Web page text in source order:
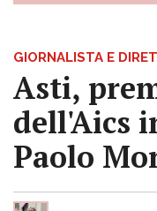
GIORNALISTA E
Asti,
dell'Aics
Paolo